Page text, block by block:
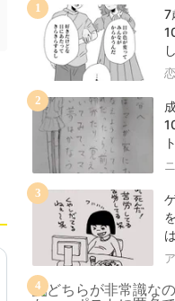
7
1
2
3
4